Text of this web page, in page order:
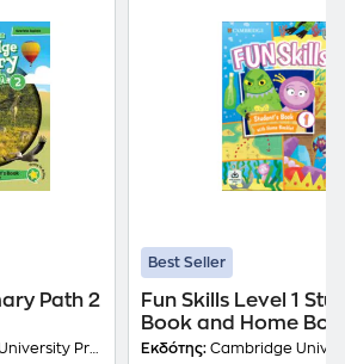
Path 2
Press
Best Seller
Fun Skills Level 1
Book and Home
with Online Activities
Εκδότης: Cambridge